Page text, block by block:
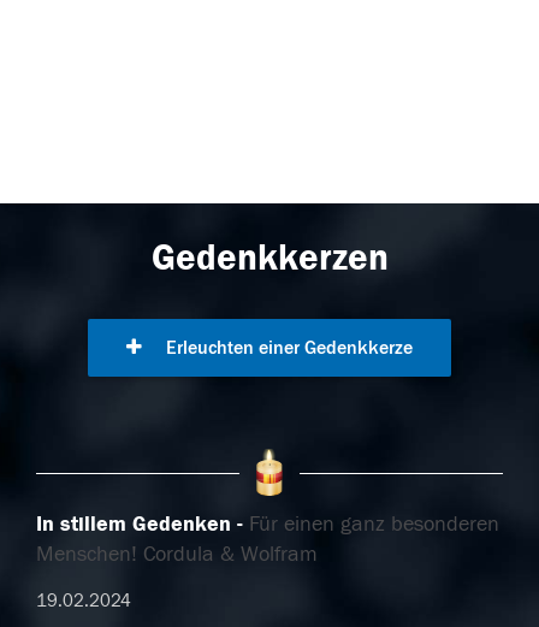
Gedenkkerzen
Erleuchten einer Gedenkkerze
In stillem Gedenken
Für einen ganz besonderen
Menschen! Cordula & Wolfram
19.02.2024